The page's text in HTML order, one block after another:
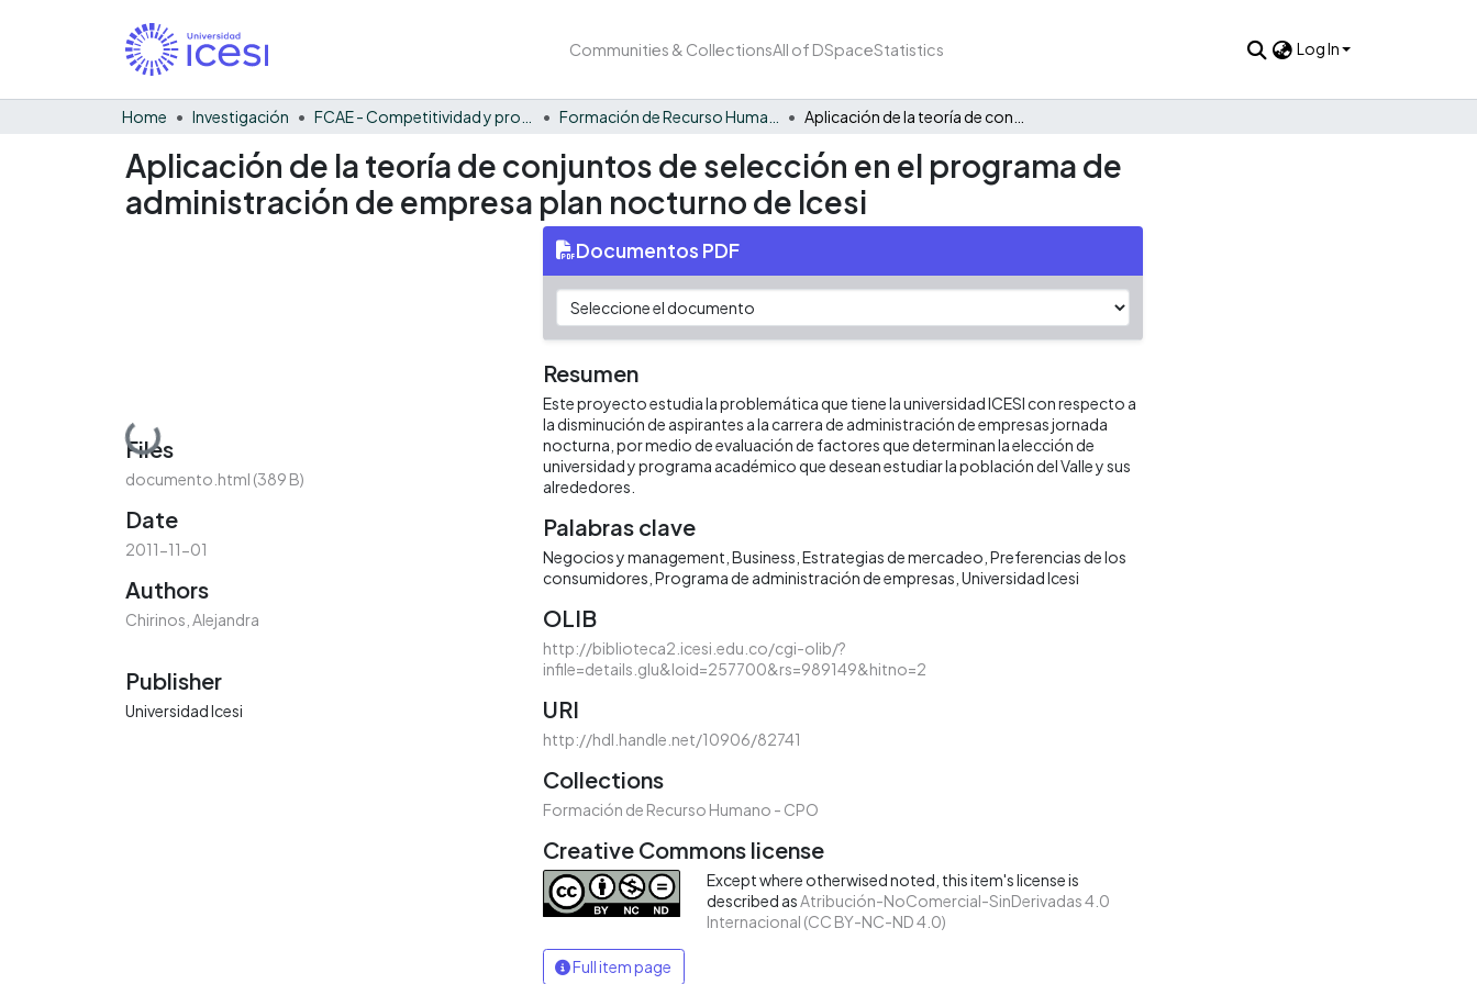
Communities & CollectionsAll of DSpaceStatistics Log In
Home Investigación
Aplicación de la teoría de conjuntos de selección en el programa de
administración de empresa plan nocturno de Icesi
Loading...
Files
documento.html (389 B)
Date
2011-11-01
Authors
Chirinos, Alejandra
Publisher
Universidad Icesi
Documentos PDF
Resumen
Este proyecto estudia la problemática que tiene la universidad ICESI con respecto a
la disminución de aspirantes a la carrera de administración de empresas jornada
nocturna, por medio de evaluación de factores que determinan la elección de
universidad y programa académico que desean estudiar la población del Valle y sus
alrededores.
Palabras clave
Negocios y management Business Estrategias de mercadeo Preferencias de los
consumidores Programa de administración de empresas Universidad Icesi
OLIB
http://biblioteca2.icesi.edu.co/cgi-olib/?
infile=details.glu&loid=257700&rs=989149&hitno=2
URI
http://hdl.handle.net/10906/82741
Collections
Formación de Recurso Humano - CPO
Creative Commons license
Except where otherwised noted, this item's license is
described as Atribución-NoComercial-SinDerivadas 4.0
Internacional (CC BY-NC-ND 4.0)
Full item page